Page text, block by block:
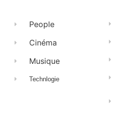
People
Cinéma
Musique
Technlogie